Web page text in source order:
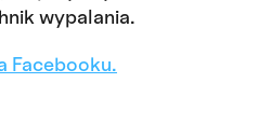
wypalania.
Facebooku.